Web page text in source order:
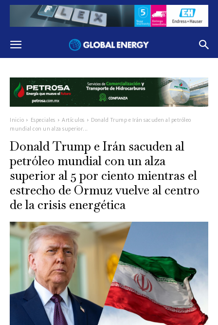
Inicio Especiales Artículos
Donald Trump e Irán sacuden al petróleo
mundial con un alza superior...
Donald Trump e Irán sacuden al
petróleo mundial con un alza
superior al 5 por ciento mientras el
estrecho de Ormuz vuelve al centro
de la crisis energética